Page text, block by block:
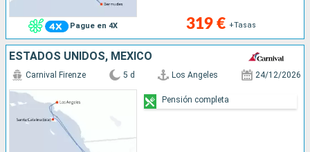
Pague en 4X 319 € +Tasas
ESTADOS UNIDOS, MÉXICO
Carnival Firenze 5 d Los Angeles 24/12/2026
Pensión completa